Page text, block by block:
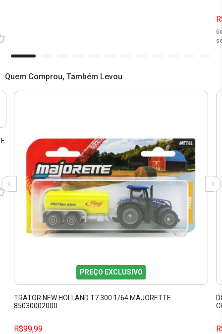
6
Quem Comprou, Também Levou
PREÇO EXCLUSIVO
TRATOR NEW HOLLAND T7.300 1/64 MAJORETTE
85030002000
R$99,99